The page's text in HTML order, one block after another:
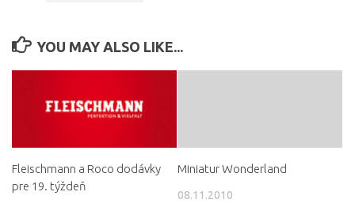
YOU MAY ALSO LIKE...
Fleischmann a Roco dodávky
pre 19. týždeň
Miniatur Wonderland
08.11.2010